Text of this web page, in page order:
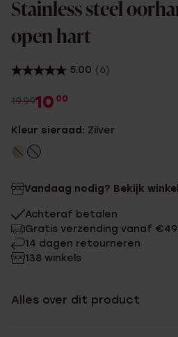
Stainless steel
open hart
5.00 (6)
19.9910 00
Kleur sieraad: Zilver
Vandaag nodig? Bekijk
Achteraf betalen
Gratis verzending vanaf €49
14 dagen retourneren
138 winkels
Alles over dit product